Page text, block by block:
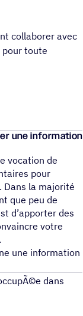
collaborer avec
toute
une information
vocation de
pour
Dans la majorité
que peu de
d’apporter des
votre
une information
dans